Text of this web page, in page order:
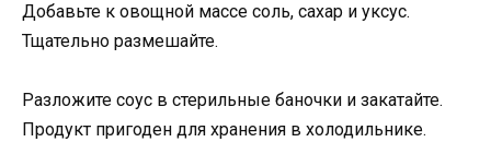
Добавьте к овощной массе соль, сахар и уксус.
Тщательно размешайте.
Разложите соус в стерильные баночки и закатайте.
Продукт пригоден для хранения в холодильнике.